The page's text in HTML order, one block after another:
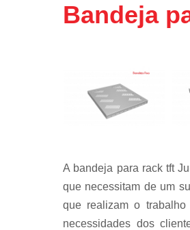
Bandeja
A bandeja para rack tft
que necessitam de um
que realizam o
necessidades dos